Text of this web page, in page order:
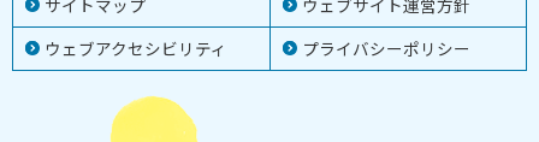
サイトマップ
ウェブサイト運営方針
ウェブアクセシビリティ
プライバシーポリシー